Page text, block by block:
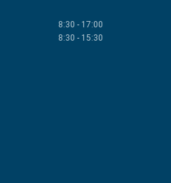
8:30 - 17:00
8:30 - 15:30